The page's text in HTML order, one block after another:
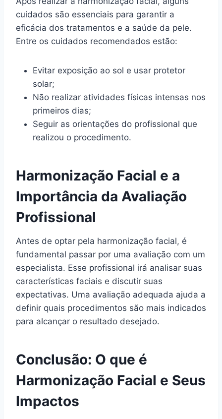
cuidados são essenciais para garantir a
eficácia dos tratamentos e a saúde da pele.
Entre os cuidados recomendados estão:
Evitar exposição ao sol e usar protetor
solar;
Não realizar atividades físicas intensas nos
primeiros dias;
Seguir as orientações do profissional que
realizou o procedimento.
Harmonização Facial e a
Importância da Avaliação
Profissional
Antes de optar pela harmonização facial, é
fundamental passar por uma avaliação com um
especialista. Esse profissional irá analisar suas
características faciais e discutir suas
expectativas. Uma avaliação adequada ajuda a
definir quais procedimentos são mais indicados
para alcançar o resultado desejado.
Conclusão: O que é
Harmonização Facial e Seus
Impactos